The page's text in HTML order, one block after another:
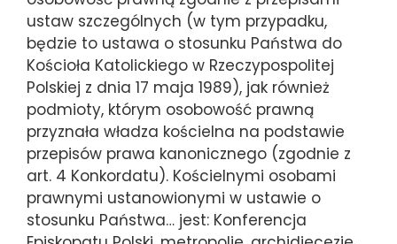
ustaw szczególnych (w tym przypadku,
będzie to ustawa o stosunku Państwa do
Kościoła Katolickiego w Rzeczypospolitej
Polskiej z dnia 17 maja 1989), jak również
podmioty, którym osobowość prawną
przyznała władza kościelna na podstawie
przepisów prawa kanonicznego (zgodnie z
art. 4 Konkordatu). Kościelnymi osobami
prawnymi ustanowionymi w ustawie o
stosunku Państwa… jest: Konferencja